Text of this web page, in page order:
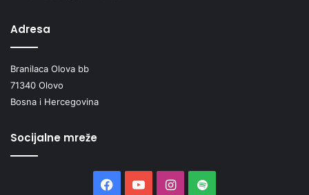
Adresa
Branilaca Olova bb
71340 Olovo
Bosna i Hercegovina
Socijalne mreže
FacebookYouTubeInstagram
Spotify